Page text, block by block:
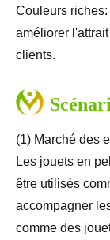
Couleurs
améliorer
clients.
(1) Marché des
Les jouets en
être utilisés
accompagner
comme des